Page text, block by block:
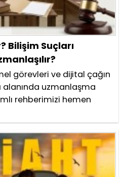
Bilişim Suçları
görevleri ve dijital çağın
uzmanlaşma
rehberimizi hemen